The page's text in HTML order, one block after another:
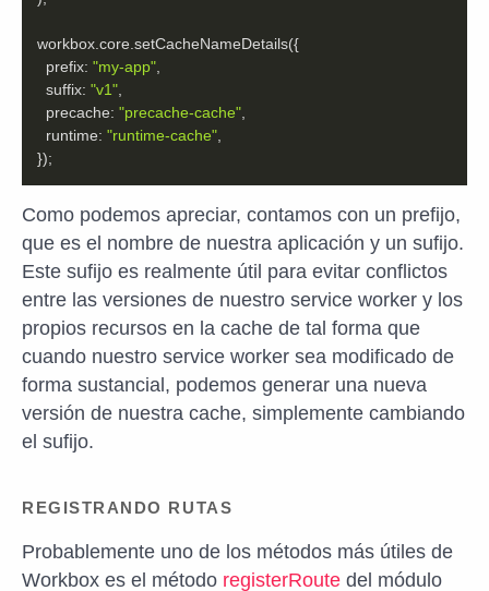
prefix: "my-app"
suffix: "v1"
precache: "precache-cache"
runtime: "runtime-cache"
});
Como podemos apreciar, contamos con un prefijo,
que es el nombre de nuestra aplicación y un sufijo.
Este sufijo es realmente útil para evitar conflictos
entre las versiones de nuestro service worker y los
propios recursos en la cache de tal forma que
cuando nuestro service worker sea modificado de
forma sustancial, podemos generar una nueva
versión de nuestra cache, simplemente cambiando
el sufijo.
REGISTRANDO RUTAS
Probablemente uno de los métodos más útiles de
Workbox es el método registerRoute del módulo